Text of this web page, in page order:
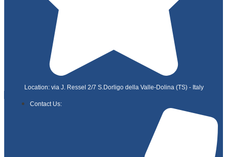
Location: via J. Ressel 2/7 S.Dorligo della Valle-Dolina (TS) - Italy
Contact Us: